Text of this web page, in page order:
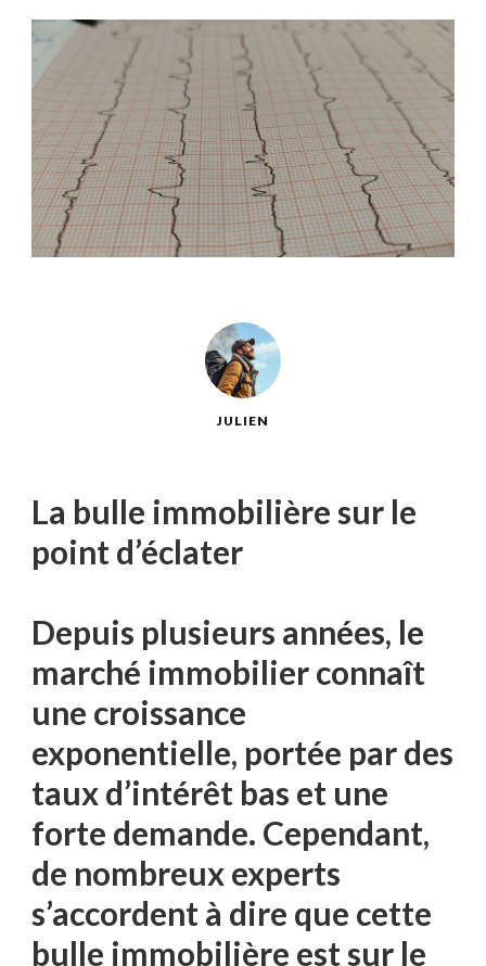
JULIEN
La bulle immobilière sur le
point d’éclater
Depuis plusieurs années, le
marché immobilier connaît
une croissance
exponentielle, portée par des
taux d’intérêt bas et une
forte demande. Cependant,
de nombreux experts
s’accordent à dire que cette
bulle immobilière est sur le